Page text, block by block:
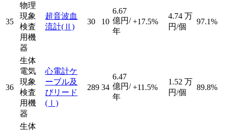
35
物理
現象
検査
用機
器
超音波血
流計(Ⅱ)
30 10
6.67
億円/
年
+17.5%
4.74 万
円/個
97.1%
36
生体
電気
現象
検査
用機
器
心電計ケ
ーブル及
びリード
(Ⅰ)
289 34
6.47
億円/
年
+11.5%
1.52 万
円/個
89.8%
生体